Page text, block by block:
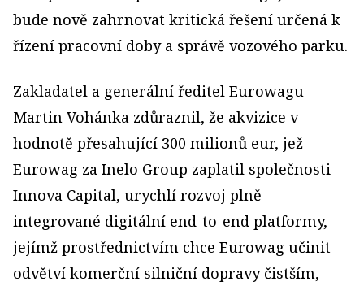
bude nově zahrnovat kritická řešení určená k
řízení pracovní doby a správě vozového parku.
Zakladatel a generální ředitel Eurowagu
Martin Vohánka zdůraznil, že akvizice v
hodnotě přesahující 300 milionů eur, jež
Eurowag za Inelo Group zaplatil společnosti
Innova Capital, urychlí rozvoj plně
integrované digitální end-to-end platformy,
jejímž prostřednictvím chce Eurowag učinit
odvětví komerční silniční dopravy čistším,